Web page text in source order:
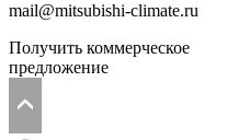
mail@mitsubishi-climate.ru
Получить коммерческое
предложение